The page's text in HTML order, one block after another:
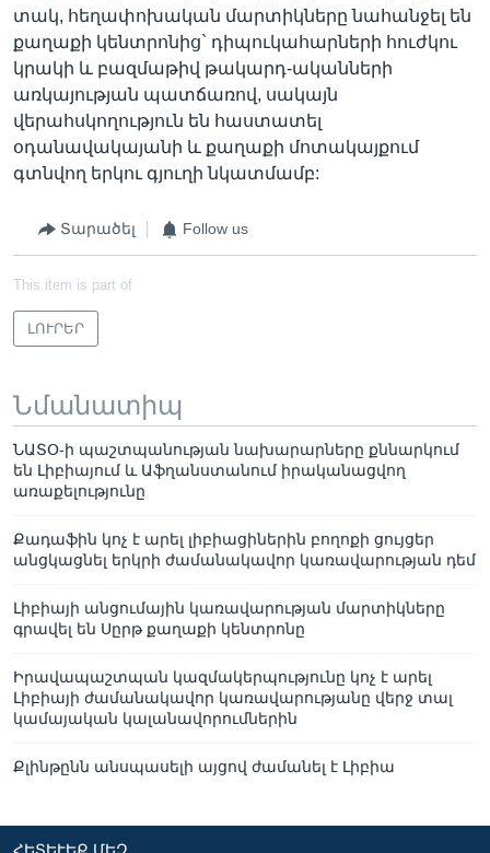
տակ, հեղափոխական մարտիկները նահանջել են
քաղաքի կենտրոնից` դիպուկահարների հուժկու
կրակի և բազմաթիվ թակարդ-ականների
առկայության պատճառով, սակայն
վերահսկողություն են հաստատել
օդանավակայանի և քաղաքի մոտակայքում
գտնվող երկու գյուղի նկատմամբ:
Տարածել Follow us
This item is part of
ԼՈՒՐԵՐ
Նմանատիպ
ՆԱՏՕ-ի պաշտպանության նախարարները քննարկում
են Լիբիայում և Աֆղանստանում իրականացվող
առաքելությունը
Քադաֆին կոչ է արել լիբիացիներին բողոքի ցույցեր
անցկացնել երկրի ժամանակավոր կառավարության դեմ
Լիբիայի անցումային կառավարության մարտիկները
գրավել են Սըրթ քաղաքի կենտրոնը
Իրավապաշտպան կազմակերպությունը կոչ է արել
Լիբիայի ժամանակավոր կառավարությանը վերջ տալ
կամայական կալանավորումներին
Քլինթընն անսպասելի այցով ժամանել է Լիբիա
ՀԵՏԵՒԵՔ ՄԵԶ